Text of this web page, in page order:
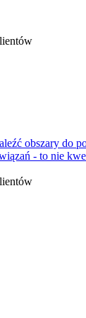
obszary do
- to nie